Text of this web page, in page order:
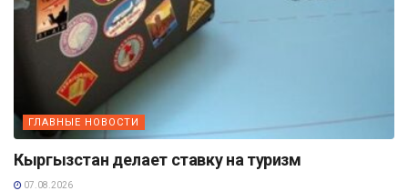
ГЛАВНЫЕ НОВОСТИ
Кыргызстан делает ставку на туризм
07.08.2026